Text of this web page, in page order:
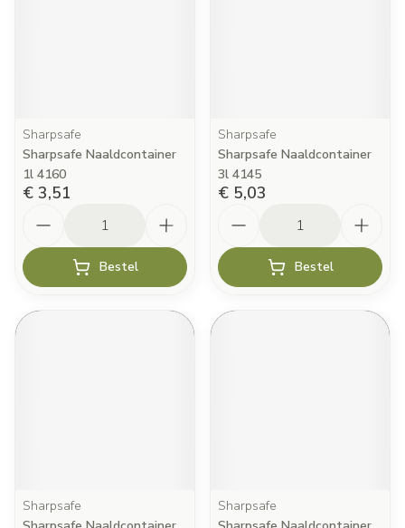
Sharpsafe
Sharpsafe Naaldcontainer
1l 4160
€ 3,51
Bestel
Sharpsafe
Sharpsafe Naaldcontainer
3l 4145
€ 5,03
Bestel
Sharpsafe
Sharpsafe